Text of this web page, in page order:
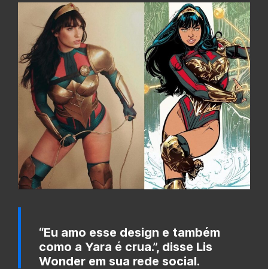
“Eu amo esse design e também
como a Yara é crua.”, disse Lis
Wonder em sua rede social.